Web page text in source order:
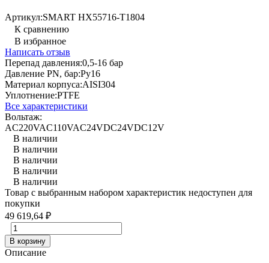
Артикул:SMART HX55716-T1804
К сравнению
В избранное
Написать отзыв
Перепад давления:0,5-16 бар
Давление PN, бар:Ру16
Материал корпуса:AISI304
Уплотнение:PTFE
Все характеристики
Вольтаж:
AC220VAC110VAC24VDC24VDC12V
В наличии
В наличии
В наличии
В наличии
В наличии
Товар с выбранным набором характеристик недоступен для
покупки
49 619,64 ₽
В корзину
Описание